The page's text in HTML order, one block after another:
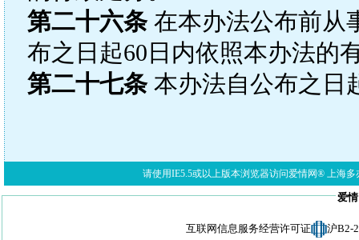
第二十六条在本办法公布前从
布之日起60日内依照本办法的
第二十七条本办法自公布之日
请使用IE5.5或以上版本浏览器访问爱情网® 上海多
爱
互联网信息服务经营许可证 沪B2-